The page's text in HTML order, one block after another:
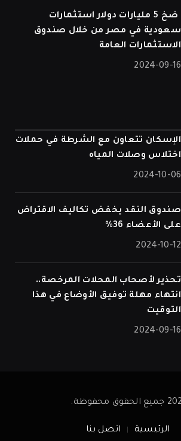
⁠ ضخ 5 مليارات دولار استثمارات
سعودية في مصر من خلال صندوق
الاستثمارات العامة
2024-09-16
الإسكان تتعاون مع الشرطة في حملات
اختلاس وصلات المياه
2024-10-06
صندوق النقد يخفض تكاليف الاقتراض
على الأعضاء 36%
2024-10-12
تحذير لأصحاب المحلات المرخصة..
انتهاء مهلة توفيق الأوضاع في هذا
التوقيت
2024-09-16
الرئيسية اتصل بنا